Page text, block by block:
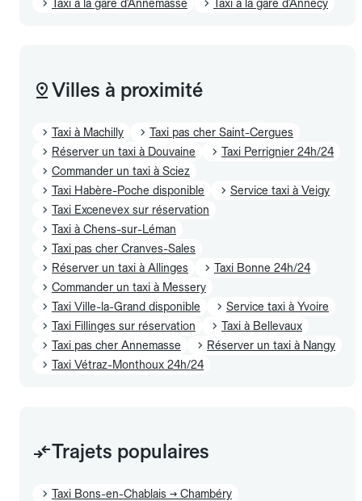
Taxi à la gare d'Annemasse Taxi à la gare d'Annecy
Villes à proximité
Taxi à Machilly
Taxi pas cher Saint-Cergues
Réserver un taxi à Douvaine
Taxi Perrignier 24h/24
Commander un taxi à Sciez
Taxi Habère-Poche disponible
Service taxi à Veigy
Taxi Excenevex sur réservation
Taxi à Chens-sur-Léman
Taxi pas cher Cranves-Sales
Réserver un taxi à Allinges
Taxi Bonne 24h/24
Commander un taxi à Messery
Taxi Ville-la-Grand disponible
Service taxi à Yvoire
Taxi Fillinges sur réservation
Taxi à Bellevaux
Taxi pas cher Annemasse
Réserver un taxi à Nangy
Taxi Vétraz-Monthoux 24h/24
Trajets populaires
Taxi Bons-en-Chablais → Chambéry